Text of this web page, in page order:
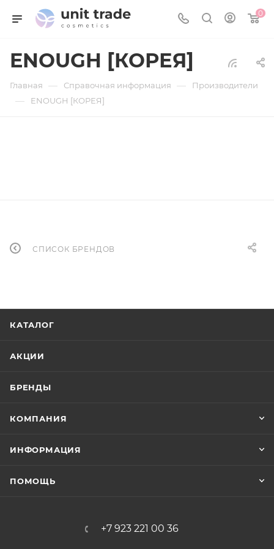
0
ENOUGH [КОРЕЯ]
Главная — Справочная информация — Производители
— ENOUGH [КОРЕЯ]
СПИСОК БРЕНДОВ
КАТАЛОГ
АКЦИИ
БРЕНДЫ
КОМПАНИЯ
ИНФОРМАЦИЯ
ПОМОЩЬ
+7 923 221 00 36